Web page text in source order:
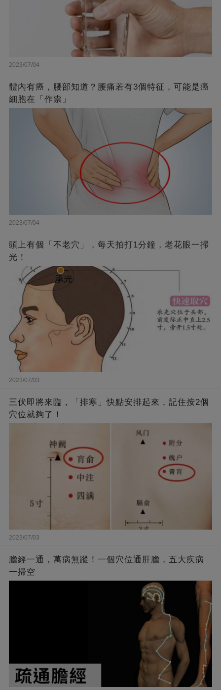
2023/07/04
體內有癌，腰部知道？腰痛若有3個特征，可能是癌
細胞在「作祟」
2023/07/04
頭上有個「不老穴」，每天拍打1分鐘，老花眼一掃
光！
2023/07/03
三伏即將來臨，「排寒」快點安排起來，記住按2個
穴位就夠了！
2023/07/03
膽經一通，萬病無蹤！一個穴位通肝膽，五大疾病
一掃空